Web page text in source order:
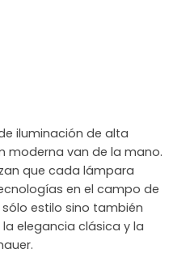
iluminación de alta
moderna van de la mano.
que cada lámpara
en el campo de
estilo sino también
elegancia clásica y la